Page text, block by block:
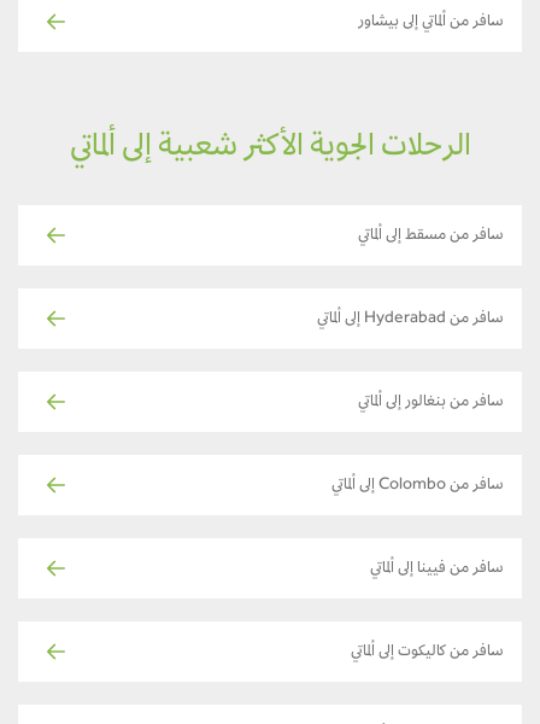
سافر من ألماتي إلى بيشاور
الرحلات الجوية الأكثر شعبية إلى ألماتي
سافر من مسقط إلى ألماتي
سافر من Hyderabad إلى ألماتي
سافر من بنغالور إلى ألماتي
سافر من Colombo إلى ألماتي
سافر من فيينا إلى ألماتي
سافر من كاليكوت إلى ألماتي